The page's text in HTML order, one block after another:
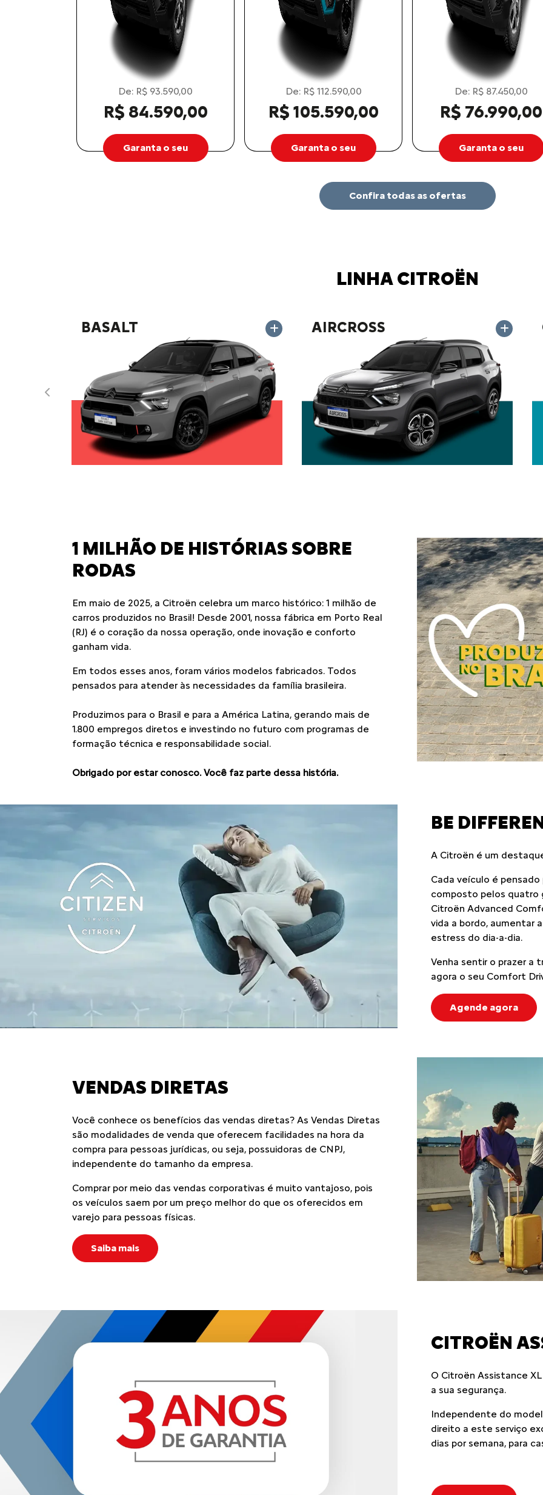
templates.template-01.components.carousel.texts.control_prev
VEÍCULOS EM OFERTA
FEEL PLUS 1.0 MT 2026
De: R$ 97.590,00
R$ 87.590,00
AIRCROSS
AIRCROSS FEEL TURBO 200
AT 2026
R$ 119.990,00
Garanta o seu
AIRCROSS
200 AT 2026
De: R$ 130.790,00
R$
templates.template-01.components.carousel.texts.control_prev
Confira todas as ofertas
LINHA CITROËN
BASALT AIRCROSS
Anterior
1 MILHÃO DE HISTÓRIAS SOBRE
RODAS
Em maio de 2025, a Citroën celebra um marco histórico: 1 milhão de
carros produzidos no Brasil! Desde 2001, nossa fábrica em Porto Real
(RJ) é o coração da nossa operação, onde inovação e conforto
ganham vida.
pensados para atender às necessidades da família brasileira.